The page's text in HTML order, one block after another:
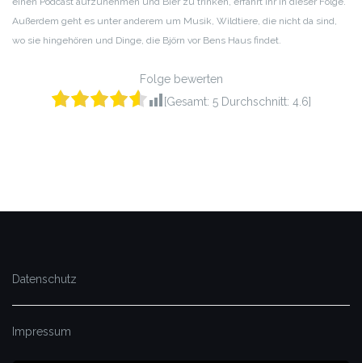
Außerdem geht es unter anderem um Musik, Wildtiere, die nicht da sind,
wo sie hingehören und Dinge, die Björn vor Bens Haus findet.
Folge bewerten
[Gesamt: 5 Durchschnitt: 4.6]
Datenschutz
Impressum